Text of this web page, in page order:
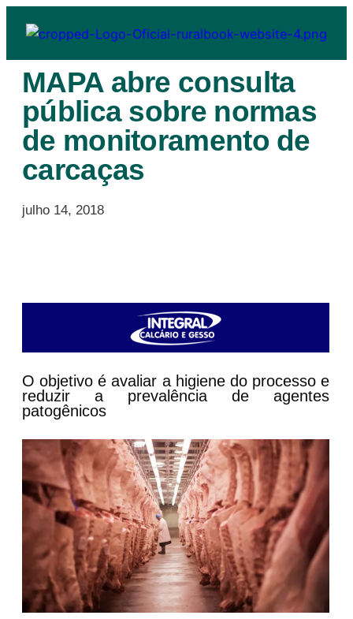
MAPA abre consulta
pública sobre normas
de monitoramento de
carcaças
julho 14, 2018
O objetivo é avaliar a higiene do processo e
reduzir a prevalência de agentes
patogênicos